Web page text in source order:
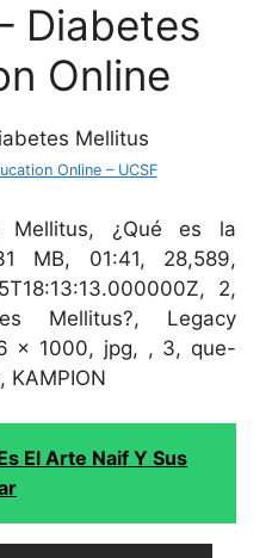
Diabetes
Online
Online – UCSF
Mellitus, ¿Qué es la
MB, 01:41, 28,589,
2,
Mellitus?, Legacy
x 1000, jpg, , 3, que-
El Arte Naif Y Sus